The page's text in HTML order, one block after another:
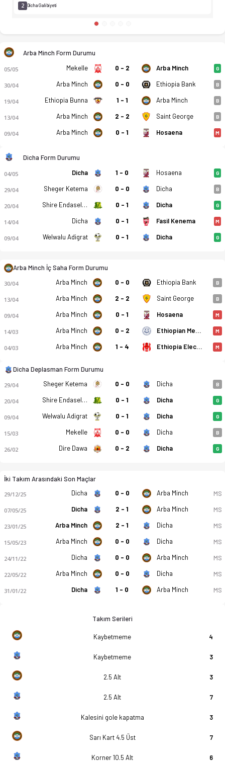
Arba Minch Kenema - Dicha SC 2-3 bitti. Gol anları,
2 Dicha Galibiyeti
Arba Minch Form Durumu
05/05 Mekelle 0 - 2 Arba Minch G
30/04 Arba Minch 0 - 0 Ethiopia Bank B
19/04 Ethiopia Bunna 1 - 1 Arba Minch B
13/04 Arba Minch 2 - 2 Saint George B
09/04 Arba Minch 0 - 1 Hosaena M
Dicha Form Durumu
04/05 Dicha 1 - 0 Hosaena G
29/04 Sheger Ketema 0 - 0 Dicha B
20/04 Shire Endaselassie 0 - 1 Dicha G
14/04 Dicha 0 - 1 Fasil Kenema M
09/04 Welwalu Adigrat 0 - 1 Dicha G
Arba Minch İç Saha Form Durumu
30/04 Arba Minch 0 - 0 Ethiopia Bank B
13/04 Arba Minch 2 - 2 Saint George B
09/04 Arba Minch 0 - 1 Hosaena M
14/03 Arba Minch 0 - 2 Ethiopian Medhin M
04/03 Arba Minch 1 - 4 Ethiopia Electricity M
Dicha Deplasman Form Durumu
29/04 Sheger Ketema 0 - 0 Dicha B
20/04 Shire Endaselassie 0 - 1 Dicha G
09/04 Welwalu Adigrat 0 - 1 Dicha G
15/03 Mekelle 0 - 0 Dicha B
26/02 Dire Dawa 0 - 2 Dicha G
İki Takım Arasındaki Son Maçlar
29/12/25 Dicha 0 - 0 Arba Minch MS
07/05/25 Dicha 2 - 1 Arba Minch MS
23/01/25 Arba Minch 2 - 1 Dicha MS
15/05/23 Arba Minch 0 - 0 Dicha MS
24/11/22 Dicha 0 - 0 Arba Minch MS
22/05/22 Arba Minch 0 - 0 Dicha MS
31/01/22 Dicha 1 - 0 Arba Minch MS
Takım Serileri
Kaybetmeme 4
Kaybetmeme 3
2.5 Alt 3
2.5 Alt 7
Kalesini gole kapatma 3
Sarı Kart 4.5 Üst 7
Korner 10.5 Alt 6